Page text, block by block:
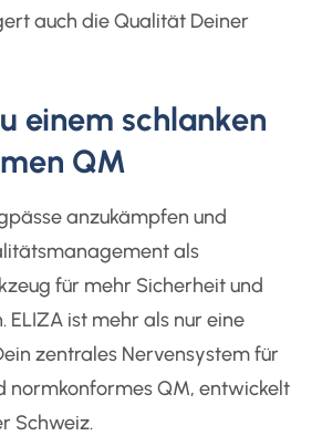
auch die Qualität Deiner
einem schlanken
QM
anzukämpfen und
als
für mehr Sicherheit und
ELIZA ist mehr als nur eine
zentrales Nervensystem für
normkonformes QM, entwickelt
Schweiz.